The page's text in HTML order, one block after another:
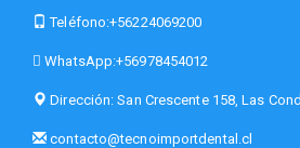
Teléfono:+56224069200
WhatsApp:+56978454012
Dirección:San Crescente 158, Las
contacto@tecnoimportdental.cl